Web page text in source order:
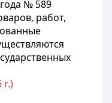
года № 589
работ,
г.)